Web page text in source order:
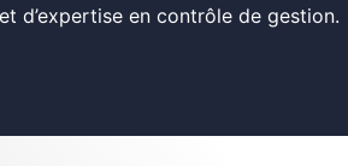
d’expertise en contrôle de gestion.